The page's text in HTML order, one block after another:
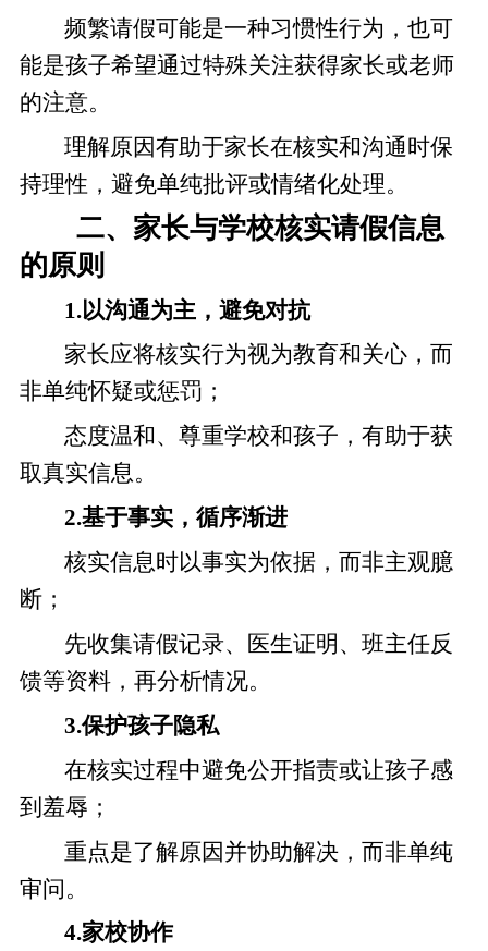
频繁请假可能是一种习惯性行为，也可
能是孩子希望通过特殊关注获得家长或老师
的注意。
理解原因有助于家长在核实和沟通时保
持理性，避免单纯批评或情绪化处理。
二、家长与学校核实请假信息
的原则
1.以沟通为主，避免对抗
家长应将核实行为视为教育和关心，而
非单纯怀疑或惩罚；
态度温和、尊重学校和孩子，有助于获
取真实信息。
2.基于事实，循序渐进
核实信息时以事实为依据，而非主观臆
断；
先收集请假记录、医生证明、班主任反
馈等资料，再分析情况。
3.保护孩子隐私
在核实过程中避免公开指责或让孩子感
到羞辱；
重点是了解原因并协助解决，而非单纯
审问。
4.家校协作